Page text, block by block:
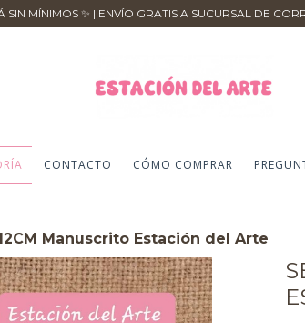
SIN MÍNIMOS ✨ | ENVÍO GRATIS A SUCURSAL DE
CONTACTO CÓMO COMPRAR
Manuscrito Estación del Arte